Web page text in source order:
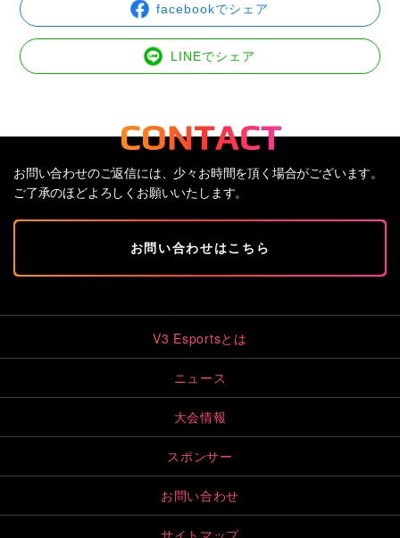
facebookでシェア
LINEでシェア
お問い合わせのご返信には、少々お時間を頂く場合がございます。
ご了承のほどよろしくお願いいたします。
お問い合わせはこちら
V3 Esportsとは
ニュース
大会情報
スポンサー
お問い合わせ
サイトマップ